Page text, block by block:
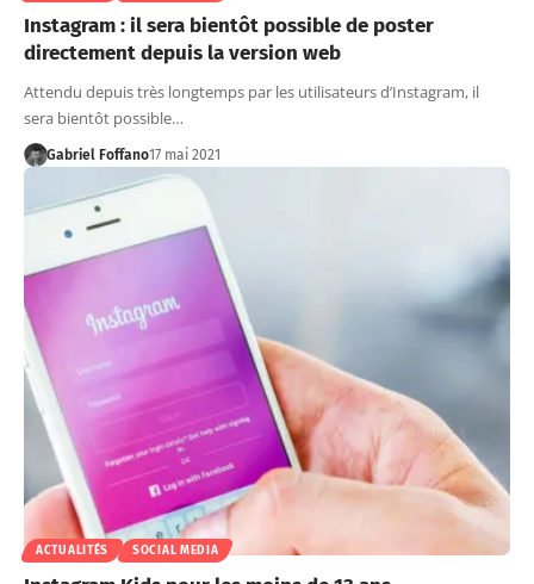
Instagram : il sera bientôt possible de poster
directement depuis la version web
Attendu depuis très longtemps par les utilisateurs d’Instagram, il
sera bientôt possible…
Gabriel Foffano17 mai 2021
ACTUALITÉS SOCIAL MEDIA